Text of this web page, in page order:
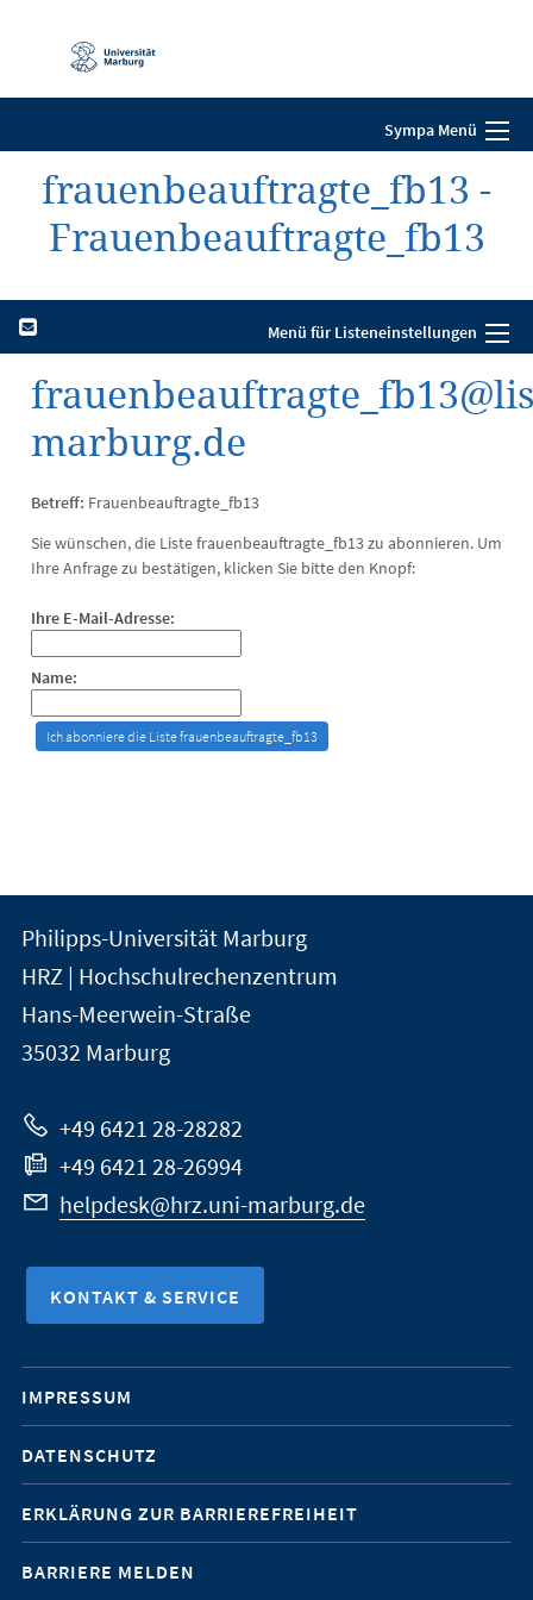
Navigation
Sympa Menü
frauenbeauftragte_fb13 -
Frauenbeauftragte_fb13
Menü für Listeneinstellungen
marburg.de
Betreff: Frauenbeauftragte_fb13
Sie wünschen, die Liste frauenbeauftragte_fb13 zu abonnieren. Um
Ihre Anfrage zu bestätigen, klicken Sie bitte den Knopf:
Ihre E-Mail-Adresse:
Name:
Kontakt
und
Informationen
zur
Website
der
Universität
Marburg
Philipps-Universität Marburg
HRZ | Hochschulrechenzentrum
Hans-Meerwein-Straße
35032 Marburg
+49 6421 28-28282
+49 6421 28-26994
helpdesk@hrz.uni-marburg.de
KONTAKT & SERVICE
Mobile-
Service-
Navigation
IMPRESSUM
DATENSCHUTZ
ERKLÄRUNG ZUR BARRIEREFREIHEIT
BARRIERE MELDEN